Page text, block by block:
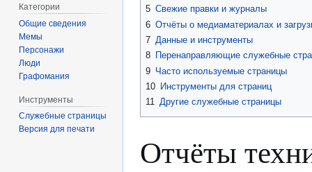
5 Свежие правки и журналы
6 Отчёты о медиаматериалах и
7 Данные и инструменты
8 Перенаправляющие служебные
9 Часто используемые страницы
10 Инструменты для страниц
11 Другие служебные страницы
Отчёты
Категории
Общие сведения
Мемы
Персонажи
Люди
Графомания
Инструменты
Служебные страницы
Версия для печати